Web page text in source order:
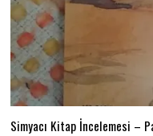
Simyacı Kitap İncelemesi –